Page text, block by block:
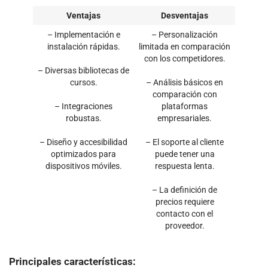
Ventajas
Desventajas
– Implementación e
instalación rápidas.
– Diversas bibliotecas de
cursos.
– Integraciones
robustas.
– Diseño y accesibilidad
optimizados para
dispositivos móviles.
– Personalización
limitada en comparación
con los competidores.
– Análisis básicos en
comparación con
plataformas
empresariales.
– El soporte al cliente
puede tener una
respuesta lenta.
– La definición de
precios requiere
contacto con el
proveedor.
Principales características: